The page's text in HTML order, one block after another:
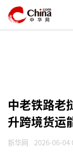
中老铁路老
升跨境货运
新华网 2026-06-04